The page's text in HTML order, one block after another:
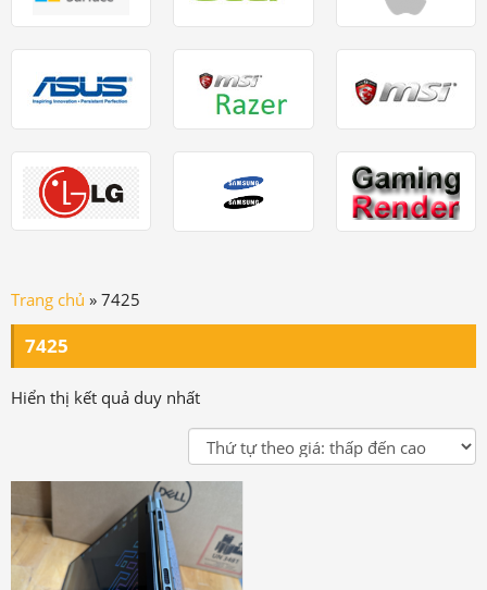
Trang chủ » 7425
7425
Hiển thị kết quả duy nhất